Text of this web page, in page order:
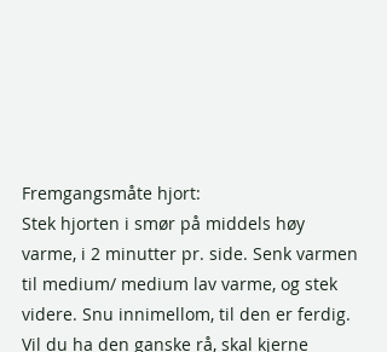
Fremgangsmåte hjort:
Stek hjorten i smør på middels høy
varme, i 2 minutter pr. side. Senk varmen
til medium/ medium lav varme, og stek
videre. Snu innimellom, til den er ferdig.
Vil du ha den ganske rå, skal kjerne